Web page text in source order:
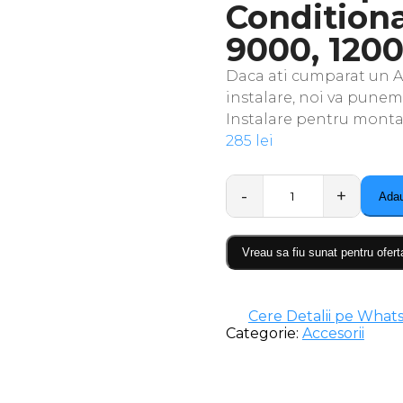
9000,
Daca ati cumparat un
instalare, noi va
Instalare pentru
285 lei
Quantity
Vreau sa fiu sunat pentru
Cere Detalii pe
Categorie: Accesorii